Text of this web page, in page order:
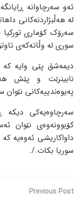
ئەو سەرچاوانە
لە هەڵبژاردنەکانی
سەرۆک کۆماری تورکیا
سوری لە وڵاتەکەی
دیمەشق پێی وایە کە
نابینرێت و پێش
پەیوەندییەکانی نێوان
سەرچاوەیەکی دیکە
کۆبوونەوەی نێوان
داواکاریشی ئەوەیە
سوریا بکات./.
Previous Post